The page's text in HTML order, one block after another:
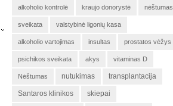
alkoholio kontrolė kraujo donorystė nėštumas
sveikata valstybinė ligonių kasa
alkoholio vartojimas insultas prostatos vėžys
psichikos sveikata akys vitaminas D
Nėštumas nutukimas transplantacija
Santaros klinikos skiepai